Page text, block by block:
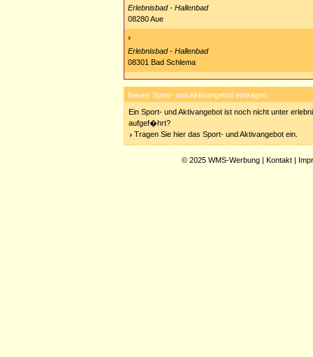
Erlebnisbad - Hallenbad
08280 Aue
Erlebnisbad - Hallenbad
08301 Bad Schlema
Neues Sport- und Aktivangebot eintragen
Ein Sport- und Aktivangebot ist noch nicht unter
aufgef�hrt?
Tragen Sie hier das Sport- und Aktivangebot ein.
© 2025 WMS-Werbung | Kontakt |